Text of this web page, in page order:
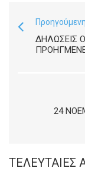
ΔΗΛΩΣΕΙΣ
24
ΤΕΛΕΥΤΑΊΕΣ